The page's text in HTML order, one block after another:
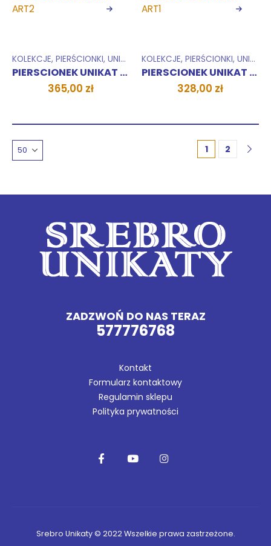
KOLEKCJE,PIERŚCIONKI,UNIKATY 1 SZTUKA
365,00 zł
KOLEKCJE,PIERŚCIONKI,UNIKATY 1 SZTUKA
328,00 zł
1 2
ZADZWOŃ DO NAS TERAZ
577776768
Kontakt
Formularz kontaktowy
Regulamin sklepu
Polityka prywatności